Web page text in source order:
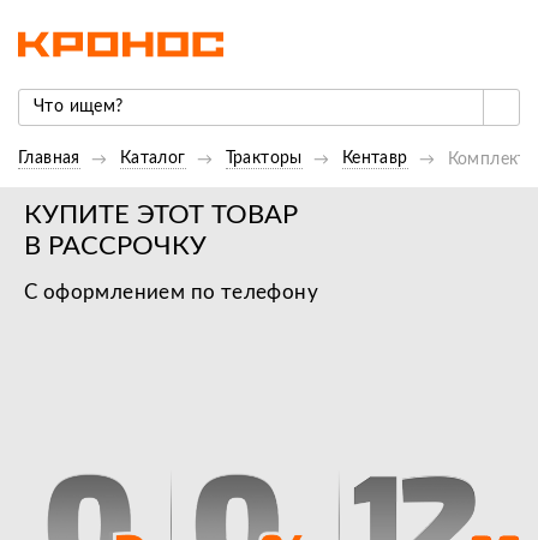
Главная Каталог Тракторы Кентавр Комплект
КУПИТЕ ЭТОТ ТОВАР
В РАССРОЧКУ
С оформлением по телефону